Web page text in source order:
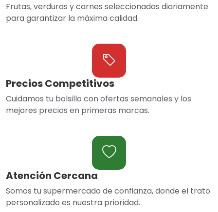
Frutas, verduras y carnes seleccionadas diariamente
para garantizar la máxima calidad.
Precios Competitivos
Cuidamos tu bolsillo con ofertas semanales y los
mejores precios en primeras marcas.
Atención Cercana
Somos tu supermercado de confianza, donde el trato
personalizado es nuestra prioridad.